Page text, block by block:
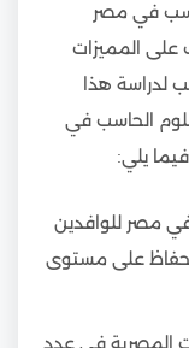
في مصر
على المميزات
لدراسة هذا
الحاسب في
يلي:
مصر للوافدين
على مستوى
المصرية في عدد